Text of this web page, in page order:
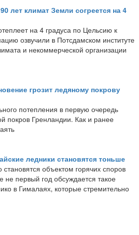
лет климат Земли согреется на 4
на 4 градуса по Цельсию к
озвучили в Потсдамском институте
и некоммерческой организации
грозит ледяному покрову
потепления в первую очередь
покров Гренландии. Как и ранее
ледники становятся тоньше
объектом горячих споров
не первый год обсуждается такое
в Гималаях, которые стремительно